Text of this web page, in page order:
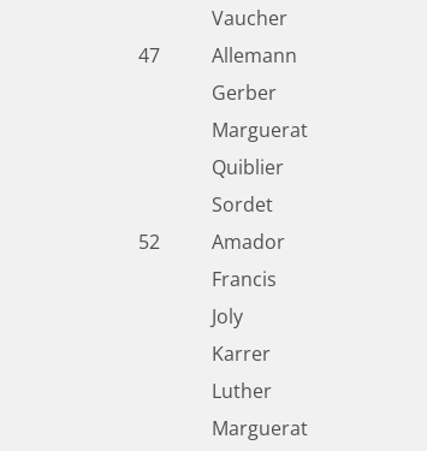
Vaucher
47
Allemann
Gerber
Marguerat
Quiblier
Sordet
52
Amador
Francis
Joly
Karrer
Luther
Marguerat